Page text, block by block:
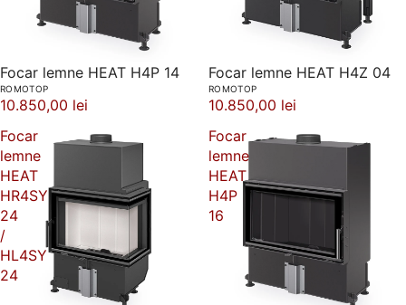
Focar lemne HEAT H4P 14
ROMOTOP
10.850,00 lei
Focar lemne HEAT H4Z 04
ROMOTOP
10.850,00 lei
Focar
lemne
HEAT
HR4SY
24
/
HL4SY
24
Focar
lemne
HEAT
H4P
16